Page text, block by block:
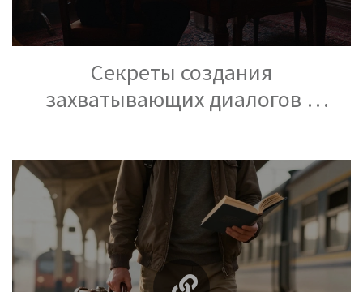
Секреты создания
захватывающих диалогов в